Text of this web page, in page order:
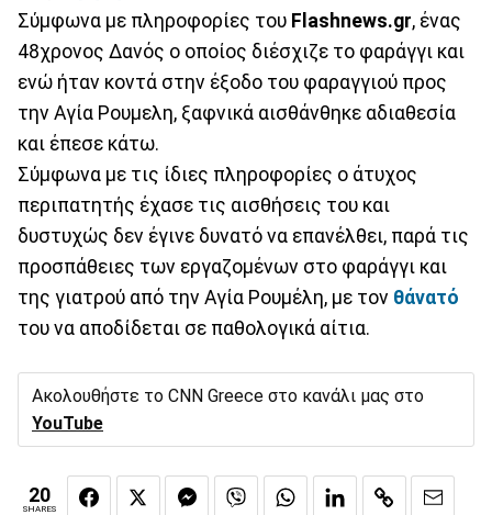
Σύμφωνα με πληροφορίες του Flashnews.gr, ένας
48χρονος Δανός ο οποίος διέσχιζε το φαράγγι και
ενώ ήταν κοντά στην έξοδο του φαραγγιού προς
την Αγία Ρουμελη, ξαφνικά αισθάνθηκε αδιαθεσία
και έπεσε κάτω.
Σύμφωνα με τις ίδιες πληροφορίες ο άτυχος
περιπατητής έχασε τις αισθήσεις του και
δυστυχώς δεν έγινε δυνατό να επανέλθει, παρά τις
προσπάθειες των εργαζομένων στο φαράγγι και
της γιατρού από την Αγία Ρουμέλη, με τον θάνατό
του να αποδίδεται σε παθολογικά αίτια.
Ακολουθήστε το CNN Greece στο κανάλι μας στο
YouTube
20
SHARES